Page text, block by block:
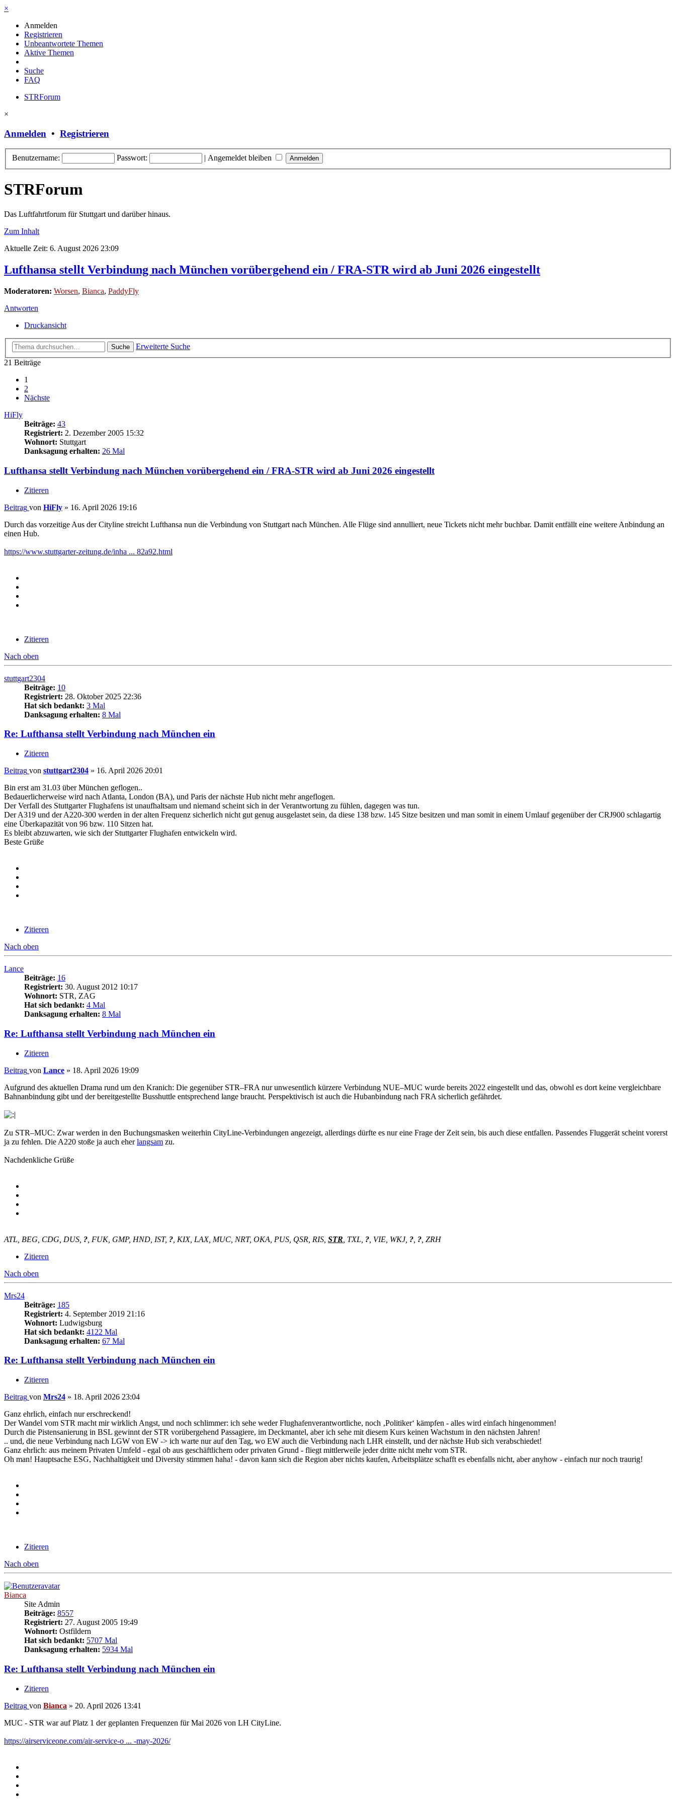
×
Anmelden
Registrieren
Unbeantwortete Themen
Aktive Themen
Suche
FAQ
STRForum
×
Anmelden • Registrieren
Benutzername: Passwort: | Angemeldet bleiben
STRForum
Das Luftfahrtforum für Stuttgart und darüber hinaus.
Zum Inhalt
Aktuelle Zeit: 6. August 2026 23:09
Lufthansa stellt Verbindung nach München vorübergehend ein / FRA-STR wird ab Juni 2026 eingestellt
Moderatoren: Worsen, Bianca, PaddyFly
Antworten
Druckansicht
Suche
Erweiterte Suche
21 Beiträge
1
2
Nächste
HiFly
Beiträge: 43
Registriert: 2. Dezember 2005 15:32
Wohnort: Stuttgart
Danksagung erhalten: 26 Mal
Lufthansa stellt Verbindung nach München vorübergehend ein / FRA-STR wird ab Juni 2026 eingestellt
Zitieren
Beitrag von HiFly » 16. April 2026 19:16
Durch das vorzeitige Aus der Cityline streicht Lufthansa nun die Verbindung von Stuttgart nach München. Alle Flüge sind annulliert, neue Tickets nicht mehr buchbar. Damit entfällt eine weitere Anbindung an
einen Hub.
https://www.stuttgarter-zeitung.de/inha ... 82a92.html
Zitieren
Nach oben
stuttgart2304
Beiträge: 10
Registriert: 28. Oktober 2025 22:36
Hat sich bedankt: 3 Mal
Danksagung erhalten: 8 Mal
Re: Lufthansa stellt Verbindung nach München ein
Zitieren
Beitrag von stuttgart2304 » 16. April 2026 20:01
Bin erst am 31.03 über München geflogen..
Bedauerlicherweise wird nach Atlanta, London (BA), und Paris der nächste Hub nicht mehr angeflogen.
Der Verfall des Stuttgarter Flughafens ist unaufhaltsam und niemand scheint sich in der Verantwortung zu fühlen, dagegen was tun.
Der A319 und der A220-300 werden in der alten Frequenz sicherlich nicht gut genug ausgelastet sein, da diese 138 bzw. 145 Sitze besitzen und man somit in einem Umlauf gegenüber der CRJ900 schlagartig
eine Überkapazität von 96 bzw. 110 Sitzen hat.
Es bleibt abzuwarten, wie sich der Stuttgarter Flughafen entwickeln wird.
Beste Grüße
Zitieren
Nach oben
Lance
Beiträge: 16
Registriert: 30. August 2012 10:17
Wohnort: STR, ZAG
Hat sich bedankt: 4 Mal
Danksagung erhalten: 8 Mal
Re: Lufthansa stellt Verbindung nach München ein
Zitieren
Beitrag von Lance » 18. April 2026 19:09
Aufgrund des aktuellen Drama rund um den Kranich: Die gegenüber STR–FRA nur unwesentlich kürzere Verbindung NUE–MUC wurde bereits 2022 eingestellt und das, obwohl es dort keine vergleichbare
Bahnanbindung gibt und der bereitgestellte Busshuttle entsprechend lange braucht. Perspektivisch ist auch die Hubanbindung nach FRA sicherlich gefährdet.
Zu STR–MUC: Zwar werden in den Buchungsmasken weiterhin CityLine-Verbindungen angezeigt, allerdings dürfte es nur eine Frage der Zeit sein, bis auch diese entfallen. Passendes Fluggerät scheint vorerst
ja zu fehlen. Die A220 stoße ja auch eherlangsam zu.
Nachdenkliche Grüße
ATL, BEG, CDG, DUS, ? , FUK, GMP, HND, IST, ? , KIX, LAX, MUC, NRT, OKA, PUS, QSR, RIS, STR , TXL, ? , VIE, WKJ, ? ? , ZRH
Zitieren
Nach oben
Mrs24
Beiträge: 185
Registriert: 4. September 2019 21:16
Wohnort: Ludwigsburg
Hat sich bedankt: 4122 Mal
Danksagung erhalten: 67 Mal
Re: Lufthansa stellt Verbindung nach München ein
Zitieren
Beitrag von Mrs24 » 18. April 2026 23:04
Ganz ehrlich, einfach nur erschreckend!
Der Wandel vom STR macht mir wirklich Angst, und noch schlimmer: ich sehe weder Flughafenverantwortliche, noch ‚Politiker‘ kämpfen - alles wird einfach hingenommen!
Durch die Pistensanierung in BSL gewinnt der STR vorübergehend Passagiere, im Deckmantel, aber ich sehe mit diesem Kurs keinen Wachstum in den nächsten Jahren!
.. und, die neue Verbindung nach LGW von EW -> ich warte nur auf den Tag, wo EW auch die Verbindung nach LHR einstellt, und der nächste Hub sich verabschiedet!
Ganz ehrlich: aus meinem Privaten Umfeld - egal ob aus geschäftlichem oder privaten Grund - fliegt mittlerweile jeder dritte nicht mehr vom STR.
Oh man! Hauptsache ESG, Nachhaltigkeit und Diversity stimmen haha! - davon kann sich die Region aber nichts kaufen, Arbeitsplätze schafft es ebenfalls nicht, aber anyhow - einfach nur noch traurig!
Zitieren
Nach oben
Bianca
Site Admin
Beiträge: 8557
Registriert: 27. August 2005 19:49
Wohnort: Ostfildern
Hat sich bedankt: 5707 Mal
Danksagung erhalten: 5934 Mal
Re: Lufthansa stellt Verbindung nach München ein
Zitieren
Beitrag von Bianca » 20. April 2026 13:41
MUC - STR war auf Platz 1 der geplanten Frequenzen für Mai 2026 von LH CityLine.
https://airserviceone.com/air-service-o ... -may-2026/